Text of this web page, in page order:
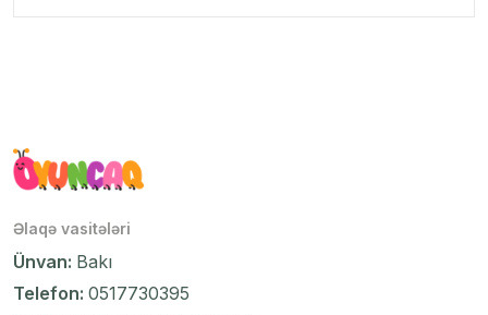
Əlaqə vasitələri
Ünvan: Bakı
Telefon: 0517730395